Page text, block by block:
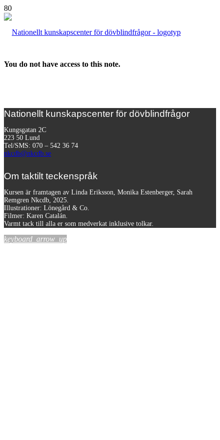
You do not have access to this note.
Nationellt kunskapscenter för dövblindfrågor
Kungsgatan 2C
223 50 Lund
Tel/SMS: 070 – 542 36 74
nkcdb@nkcdb.se
Om taktilt teckenspråk
Kursen är framtagen av Linda Eriksson, Monika Estenberger, Sarah
Remgren Nkcdb, 2025.
Illustrationer: Lönegård & Co.
Filmer: Karen Catalán.
Varmt tack till alla er som medverkat inklusive tolkar.
keyboard_arrow_up